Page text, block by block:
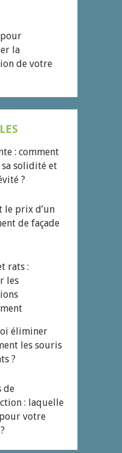
la
de votre
: comment
solidité et
?
le prix d’un
de façade
rats :
les
éliminer
les souris
?
de
: laquelle
votre